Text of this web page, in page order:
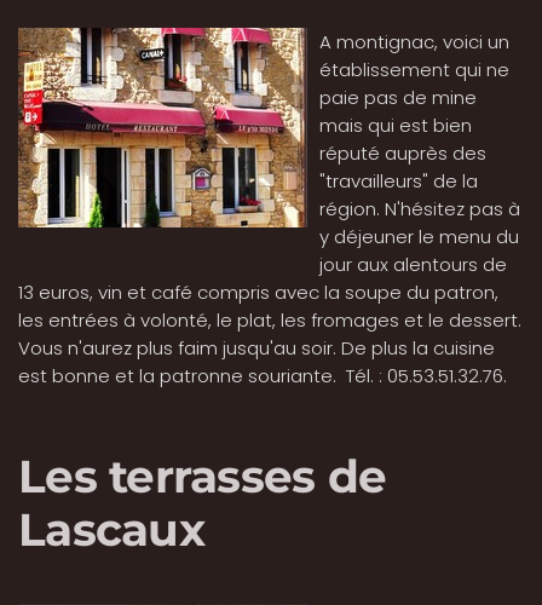
A montignac, voici un
établissement qui ne
paie pas de mine
mais qui est bien
réputé auprès des
"travailleurs" de la
région. N'hésitez pas à
y déjeuner le menu du
jour aux alentours de
13 euros, vin et café compris avec la soupe du patron,
les entrées à volonté, le plat, les fromages et le dessert.
Vous n'aurez plus faim jusqu'au soir. De plus la cuisine
est bonne et la patronne souriante. Tél. : 05.53.51.32.76.
Les terrasses de
Lascaux